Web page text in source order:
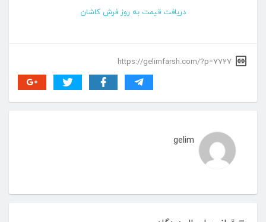
دریافت قیمت به روز فرش کاشان
https://gelimfarsh.com/?p=7727
gelim